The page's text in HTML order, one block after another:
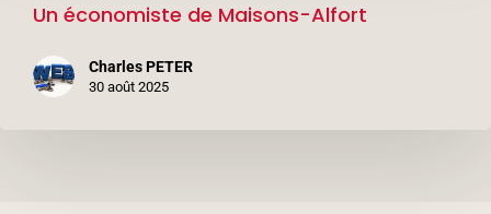
Alfort
Un économiste de Maisons-Alfort
Charles PETER
30 août 2025